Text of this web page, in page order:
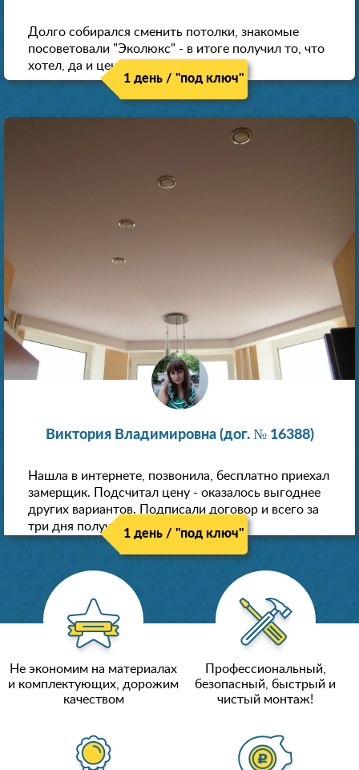
Долго собирался сменить потолки, знакомые
посоветовали "Эколюкс" - в итоге получил то, что
хотел, да и цена нормальная.
1 день / "под ключ"
Виктория Владимировна (дог. № 16388)
Нашла в интернете, позвонила, бесплатно приехал
замерщик. Подсчитал цену - оказалось выгоднее
других вариантов. Подписали договор и всего за
три дня получили новые потолки!
1 день / "под ключ"
Не экономим на материалах
и комплектующих, дорожим
качеством
Профессиональный,
безопасный, быстрый и
чистый монтаж!